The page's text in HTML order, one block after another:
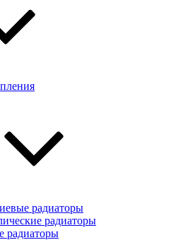
радиаторы
радиаторы
радиаторы